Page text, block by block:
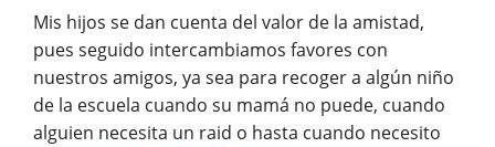
Mis hijos se dan cuenta del valor de la amistad,
pues seguido intercambiamos favores con
nuestros amigos, ya sea para recoger a algún niño
de la escuela cuando su mamá no puede, cuando
alguien necesita un raid o hasta cuando necesito